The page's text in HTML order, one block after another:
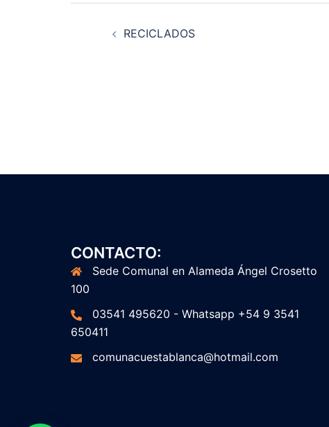
RECICLADOS
CONTACTO:
Sede Comunal en Alameda Ángel Crosetto
100
03541 495620 - Whatsapp +54 9 3541
650411
comunacuestablanca@hotmail.com